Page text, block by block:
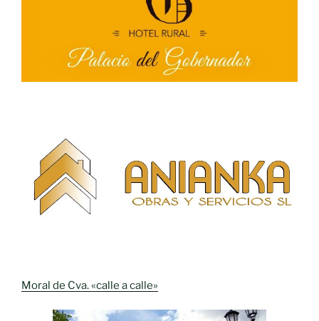
Moral de Cva. «calle a calle»